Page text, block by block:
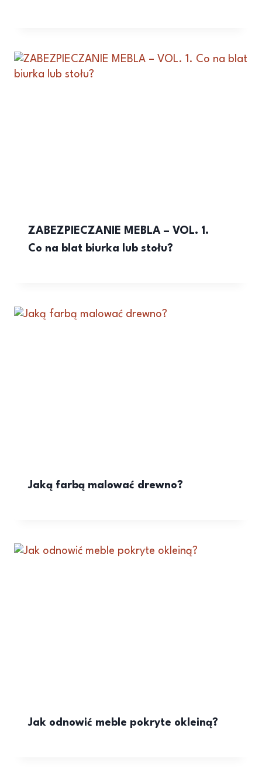
ZABEZPIECZANIE MEBLA – VOL. 1.
Co na blat biurka lub stołu?
Jaką farbą malować drewno?
Jak odnowić meble pokryte okleiną?